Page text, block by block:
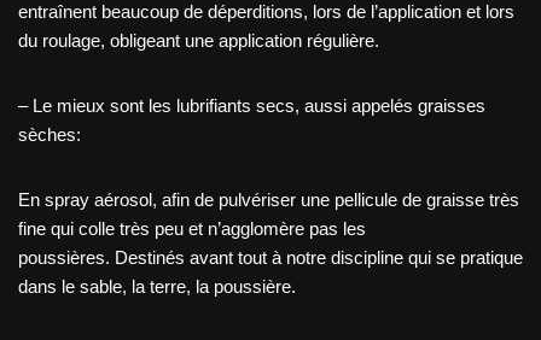
entraînent beaucoup de déperditions, lors de l’application et lors
du roulage, obligeant une application régulière.
– Le mieux sont les lubrifiants secs, aussi appelés graisses
sèches:
En spray aérosol, afin de pulvériser une pellicule de graisse très
fine qui colle très peu et n’agglomère pas les
poussières. Destinés avant tout à notre discipline qui se pratique
dans le sable, la terre, la poussière.